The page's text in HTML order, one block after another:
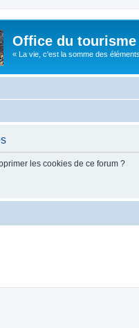
Office du tourisme
« La vie, c'est la somme des
les cookies de ce forum ?